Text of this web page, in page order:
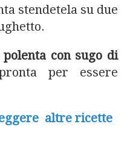
stendetela su due
polenta con sugo di
per essere
altre ricette